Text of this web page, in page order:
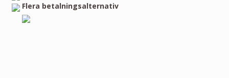
Flera betalningsalternativ